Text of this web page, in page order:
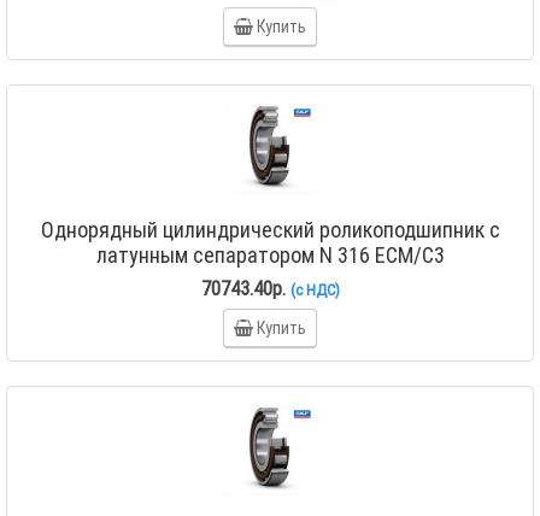
Купить
Однорядный цилиндрический роликоподшипник с
латунным сепаратором N 316 ECM/C3
70743.40р. (с НДС)
Купить